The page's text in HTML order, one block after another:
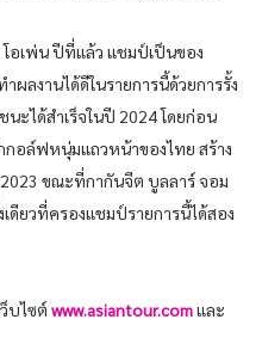
อเพ่น ปีที่แล้ว แชมป์เป็นของ
ลงานได้ดีในรายการนี้ด้วยการรั้ง
ได้สำเร็จในปี 2024 โดยก่อน
อล์ฟหนุ่มแถวหน้าของไทย สร้าง
ขณะที่กากันจีต บูลลาร์ จอม
ดียวที่ครองแชมป์รายการนี้ได้สอง
บไซต์ www.asiantour.comและ